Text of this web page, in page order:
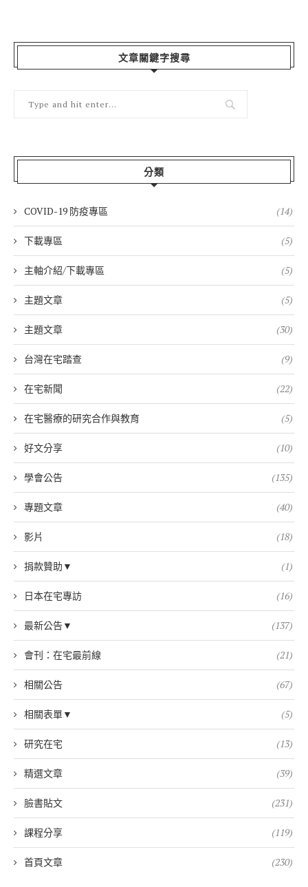
文章關鍵字搜尋
分類
COVID-19 防疫專區 (14)
下載專區 (5)
主軸介紹/下載專區 (5)
主題文章 (5)
主題文章 (30)
台灣在宅踏查 (9)
在宅新聞 (22)
在宅醫療的研究合作與教育 (5)
好文分享 (10)
學會公告 (135)
專題文章 (40)
影片 (18)
捐款贊助▼ (1)
日本在宅專訪 (16)
最新公告▼ (137)
會刊：在宅最前線 (21)
相關公告 (67)
相關表單▼ (5)
研究在宅 (13)
精選文章 (39)
臉書貼文 (231)
課程分享 (119)
首頁文章 (230)